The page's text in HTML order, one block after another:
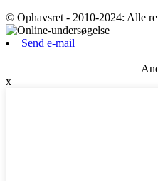
© Ophavsret - 2010-2024: Alle
Send e-mail
x